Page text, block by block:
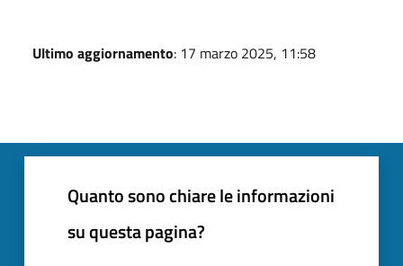
Ultimo aggiornamento: 17 marzo 2025, 11:58
Quanto sono chiare le informazioni
su questa pagina?